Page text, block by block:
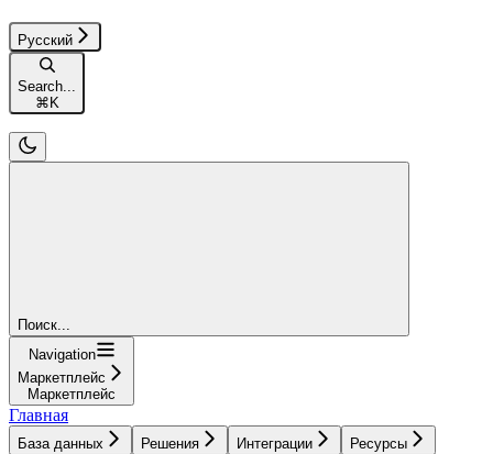
Русский
Search...
⌘ K
Поиск...
Navigation
Маркетплейс
Маркетплейс
Главная
База данных Решения Интеграции Ресурсы